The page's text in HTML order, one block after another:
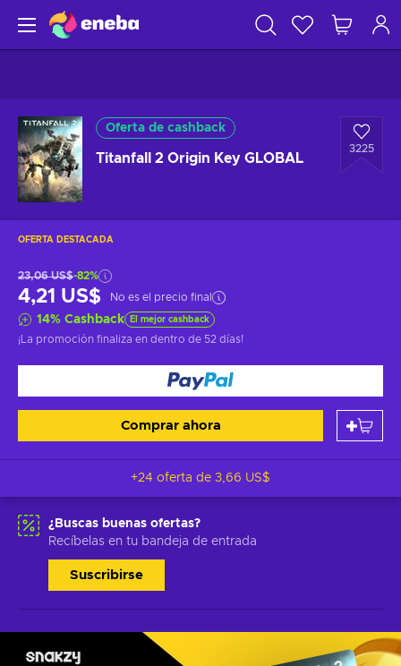
Oferta de cashback
Titanfall 2 Origin Key GLOBAL
3225
OFERTA DESTACADA
23,06 US$-82%
4,21 US$ No es el precio final
14% Cashback El mejor cashback
¡La promoción finaliza en dentro de 52 días!
Comprar ahora
+24 oferta de 3,66 US$
¿Buscas buenas ofertas?
Recíbelas en tu bandeja de entrada
Suscribirse